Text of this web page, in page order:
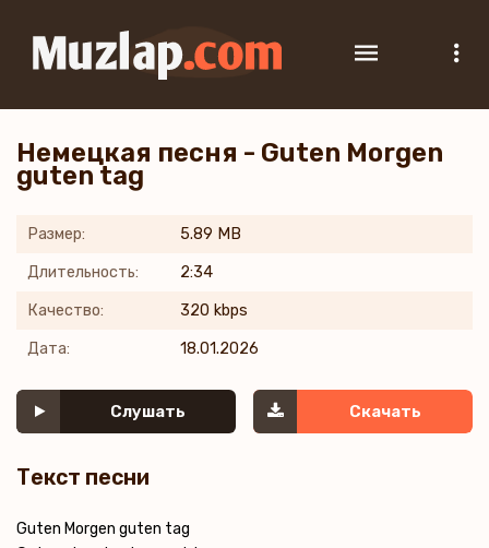
Немецкая песня - Guten Morgen
guten tag
Размер: 5.89 MB
Длительность: 2:34
Качество: 320 kbps
Дата: 18.01.2026
Слушать Скачать
Текст песни
Guten Morgen guten tag